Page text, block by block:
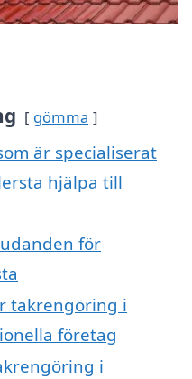
gömma
är specialiserat
hjälpa till
för
takrengöring i
företag
i